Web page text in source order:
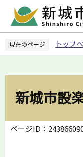
ペ
の
現在のページ トップ
新城市設
ページID：